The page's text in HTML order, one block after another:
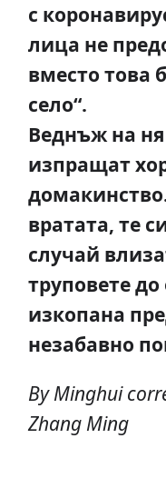
с
лица не
вместо това
село“.
Веднъж на
изпращат
вратата, те
случай
труповете
изкопана
незабавно
By Minghui
Zhang Ming